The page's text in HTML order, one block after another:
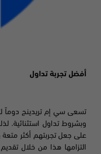
أفضل تجربة تداول
تسعى سي إم تريدينج دوماً
وبشروط تداول استثنائية.
على جعل تجربتهم أكثر
التزامها هذا من خلال